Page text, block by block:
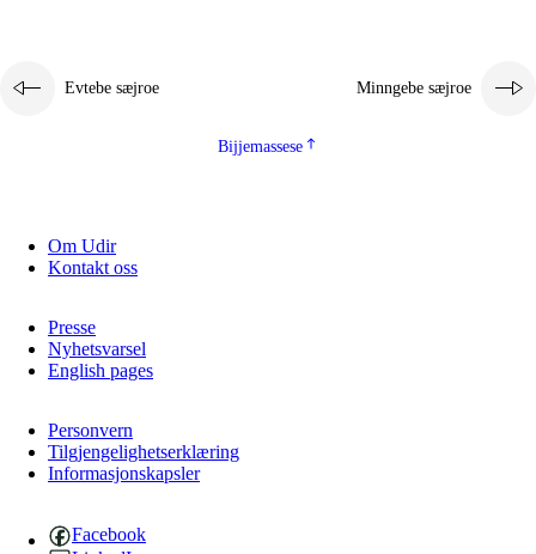
Evtebe sæjroe Minngebe sæjroe
Bijjemassese
Om Udir
Kontakt oss
Presse
Nyhetsvarsel
English pages
Personvern
Tilgjengelighetserklæring
Informasjonskapsler
Facebook